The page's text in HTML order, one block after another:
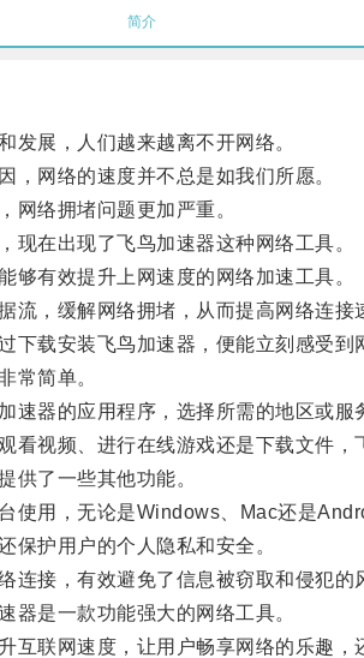
简介
展，人们越来越离不开网络。
网络的速度并不总是如我们所愿。
络拥堵问题更加严重。
在出现了飞鸟加速器这种网络工具。
有效提升上网速度的网络加速工具。
，缓解网络拥堵，从而提高网络连接
载安装飞鸟加速器，便能立刻感受到
简单。
器的应用程序，选择所需的地区或服
视频、进行在线游戏还是下载文件，
了一些其他功能。
用，无论是Windows、Mac还是
护用户的个人隐私和安全。
接，有效避免了信息被窃取和侵犯的
是一款功能强大的网络工具。
联网速度，让用户畅享网络的乐趣，